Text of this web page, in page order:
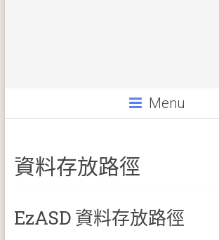
Menu
資料存放路徑
EzASD 資料存放路徑